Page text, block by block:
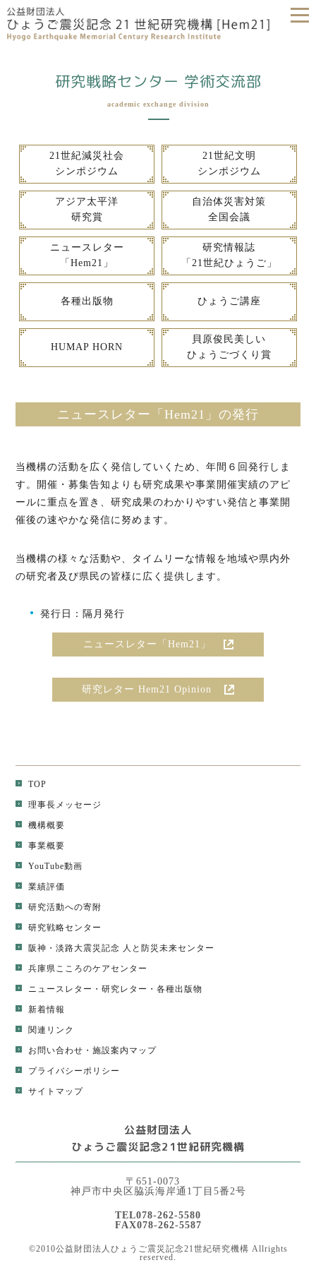
研究戦略センター 学術交流部
academic exchange division
21世紀減災社会
シンポジウム
21世紀文明
シンポジウム
アジア太平洋
研究賞
自治体災害対策
全国会議
ニュースレター
「Hem21」
研究情報誌
「21世紀ひょうご」
各種出版物 ひょうご講座
HUMAP HORN
貝原俊民美しい
ひょうごづくり賞
ニュースレター「Hem21」の発行
当機構の活動を広く発信していくため、年間６回発行しま
す。開催・募集告知よりも研究成果や事業開催実績のアピ
ールに重点を置き、研究成果のわかりやすい発信と事業開
催後の速やかな発信に努めます。
当機構の様々な活動や、タイムリーな情報を地域や県内外
の研究者及び県民の皆様に広く提供します。
発行日：隔月発行
ニュースレター「Hem21」
研究レター Hem21 Opinion
TOP
理事長メッセージ
機構概要
事業概要
YouTube動画
業績評価
研究活動への寄附
研究戦略センター
阪神・淡路大震災記念 人と防災未来センター
兵庫県こころのケアセンター
ニュースレター ・研究レター ・各種出版物
新着情報
関連リンク
お問い合わせ・施設案内マップ
プライバシーポリシー
サイトマップ
公益財団法人
ひょうご震災記念21世紀研究機構
〒651-0073
神戸市中央区脇浜海岸通1丁目5番2号
TEL078-262-5580
FAX078-262-5587
©2010公益財団法人ひょうご震災記念21世紀研究機構 Allrights
reserved.